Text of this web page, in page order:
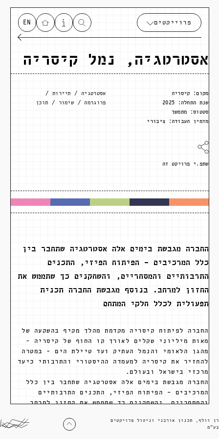
פרוייקטים EN
אסטרטגיה, נמל קיסריה
אסטרטגיה
תיירות
פרוגרמה
שימור תוכן
מקום:
קיסריה
שנת התחלה:
סטטוס:
מתמשך
מזמין העבודה:
ציבורי
שתפ.י פרויקט זה
החברה מגבשת בימים אלה אסטרטגיה שתחבר בין
כלל המרכיבים – הפיתוח הפיזי, התכנים
התרבותיים והמסחריים, והשחקנים כך שתממש את
החזון למרחב. בנוסף מגבשת החברה תכנית
תפעולית לכלל חלקי המתחם
החברה לפיתוח קיסריה מקדמת מהלך מקיף בהשקעה של
מאות מיליוני שקלים לאורך קו החוף של קיסריה -
מהגן הלאומי והנמל העתיק ועד טיילת הים - במטרה
להחזיר את קיסריה למעמדה ההיסטורי והתרבותי כיעד
מרכזי בישראל ובעולם.
החברה מגבשת בימים אלה אסטרטגיה שתחבר בין כלל
המרכיבים – הפיתוח הפיזי, התכנים התרבותיים
והמסחריים, והשחקנים כך שתממש את החזון למרחב.
רן וולף, תכנון אורבני וניהול פרויקטים
בע״מ